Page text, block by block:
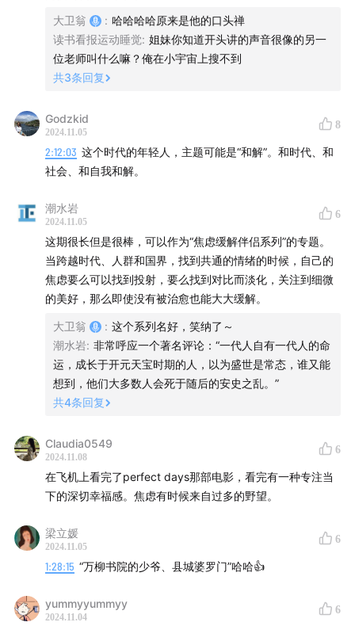
✨东西方对于幸福感的理解有何差异？
西方社会倾向于向外求索，看重个人成就、社会认可等外部
因素带来的幸福感，是一种积极进取且易受功利主义驱动的
状态。
和宁静，能够克服对外部物欲和他人认可的执念，达到内心
✨日本年轻人是否完全不关注工作中的职位晋升和收入问
并非如此，日本年轻人同样关注收入和职位，但由于他们的
教育理念让他们认识到这些在长期发展中的相对不重要性，
所以会淡化对此的关注程度。
✨中国现在的教育体系以及未来发展方向是怎样的？
划，以确保未来能获得好工作。
若继续保持这种趋势，未来的年轻人可能将面临与当前年轻
人相似的问题，即教育中灌输的理念与实际工作之间的巨大
差距。
共情带来的内耗或相对主义问题？
共情力在当今社会变得尤为重要，因为人们和事件常常被标
签化，导致我们需要通过理解各个面来保持心态平衡。
通过共情，我们可以尝试站在别人的角度思考问题，这有助
避免内耗的关键在于共情的目的。
如果共情是为了了解他人表达观点背后的逻辑而非体验情
感，那么适度的共情不仅不会造成内耗，反而能解决内心的
重要的是把握好度，确保原始目的是正确的。
大卫翁 : 哈哈哈哈原来是他的口头禅
读书看报运动睡觉: 姐妹你知道开头讲的声音很像的另一
位老师叫什么嘛？俺在小宇宙上搜不到
共3条回复
Godzkid
2024.11.05
8
2:12:03 这个时代的年轻人，主题可能是“和解”。和时代、和
社会、和自我和解。
潮水岩
2024.11.05
6
这期很长但是很棒，可以作为“焦虑缓解伴侣系列”的专题。
当跨越时代、人群和国界，找到共通的情绪的时候，自己的
焦虑要么可以找到投射，要么找到对比而淡化，关注到细微
的美好，那么即使没有被治愈也能大大缓解。
大卫翁 : 这个系列名好，笑纳了～
潮水岩: 非常呼应一个著名评论：“一代人自有一代人的命
运，成长于开元天宝时期的人，以为盛世是常态，谁又能
想到，他们大多数人会死于随后的安史之乱。”
共4条回复
Claudia0549
2024.11.08
6
在飞机上看完了perfect days那部电影，看完有一种专注当
下的深切幸福感。焦虑有时候来自过多的野望。
梁立媛
2024.11.05
6
1:28:15 “万柳书院的少爷、县城婆罗门”哈哈👍
yummyyummyy
2024.11.04
6